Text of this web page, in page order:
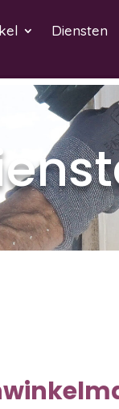
Diensten